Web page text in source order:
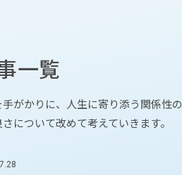
一覧
がかりに、人生に寄り添う関係性の
について改めて考えていきます。